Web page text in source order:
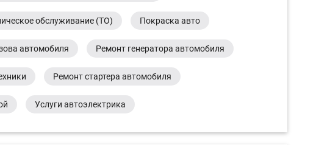
обслуживание (ТО) Покраска авто
автомобиля Ремонт генератора автомобиля
Ремонт стартера автомобиля
Услуги автоэлектрика